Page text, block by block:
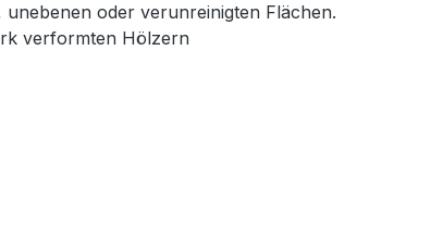
oder verunreinigten Flächen.
verformten Hölzern